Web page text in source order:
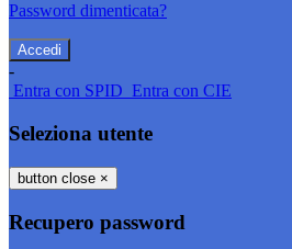
Password dimenticata?
-
Entra con SPID Entra con CIE
Seleziona utente
button close ×
Recupero password